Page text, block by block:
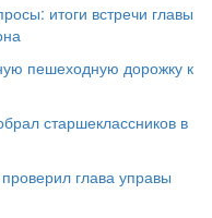
итоги встречи главы
пешеходную дорожку к
старшеклассников в
глава управы